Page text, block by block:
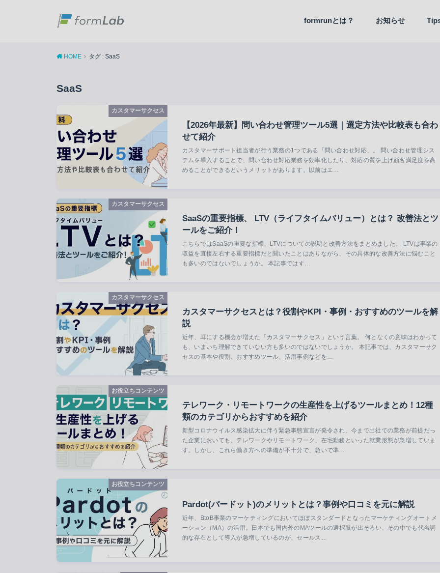
formrunとは？ お知らせ
HOME タグ : SaaS
SaaS
カスタマーサクセス
【2026年最新】問い合わせ管理ツール5選｜選定方法や比較表も合わ
せて紹介
カスタマーサポート担当者が行う業務の1つである「問い合わせ対応」。 問い合わせ管理シス
テムを導入することで、問い合わせ対応業務を効率化したり、対応の質を上げ顧客満足度を高
めることができるというメリットがあります。以前はエ…
カスタマーサクセス
SaaSの重要指標、 LTV（ライフタイムバリュー）とは？ 改善法とツ
ールをご紹介！
こちらではSaaSの重要な指標、LTVについての説明と改善方法をまとめました。 LTVは事業の
収益を直接左右する重要指標だと聞いたことはありながら、その具体的な改善方法に悩むこと
も多いのではないでしょうか。 本記事ではす…
カスタマーサクセス
カスタマーサクセスとは？役割やKPI・事例・おすすめのツールを解
説
近年、耳にする機会が増えた「カスタマーサクセス」という言葉。 何となくの意味はわかって
も、いまいち理解できていない方も多いのではないでしょうか。 本記事では、カスタマーサク
セスの基本や役割、おすすめツール、活用事例などを…
お役立ちコンテンツ
テレワーク・リモートワークの生産性を上げるツールまとめ！12種
類のカテゴリからおすすめを紹介
新型コロナウイルス感染拡大に伴う緊急事態宣言が発令され、今まで出社での業務が前提だっ
た企業においても、テレワークやリモートワーク、在宅勤務といった就業形態が急増していま
す。しかし、これら働き方への準備が不十分で、急いで準…
お役立ちコンテンツ
Pardot(パードット)のメリットとは？事例や口コミを元に解説
近年、BtoB事業のマーケティングにおいてほぼスタンダードとなったマーケティングオートメ
ーション（MA）の活用。日本でも国内外のMAツールの選択肢が出そろい、その中でも代名詞
的な存在として導入が急増しているのが、セールス…